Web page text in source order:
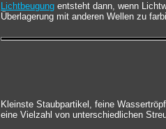
Lichtbeugung entsteht dann, wenn
Überlagerung mit anderen Wellen zu
Kleinste Staubpartikel, feine
eine Vielzahl von unterschiedlichen